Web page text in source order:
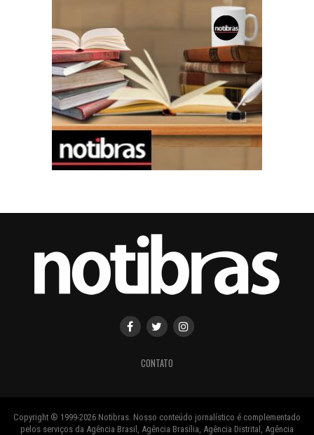
CONTATO
Copyright ® 1999-2026 Notibras. Nosso conteúdo jornalístico é complementado
pelos serviços da Agência Brasil, Agência Brasília, Agência Distrital, Agência